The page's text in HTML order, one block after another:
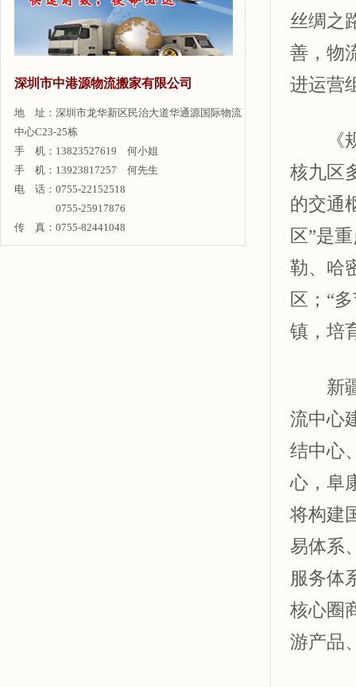
深圳市中港源物流搬家有限公司
地 址：深圳市龙华新区民治大道华通源国际物流
中心C23-25栋
手 机：13823527619 何小姐
手 机：13923817257 何先生
电 话：0755-22152518
0755-25917876
传 真：0755-82441048
丝绸之
善，物
进运营
《规
核九区
的交通
区”是
勒、哈
区；“
镇，培
新疆
流中心
结中心
心，阜
将构建
易体系
服务体
核心圈
游产品